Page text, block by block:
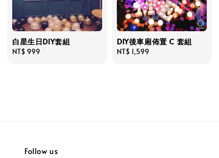
白星生日DIY套組
Regular
NT$ 999
DIY後車廂佈置 C 套組
Regular
NT$ 1,599
Follow us